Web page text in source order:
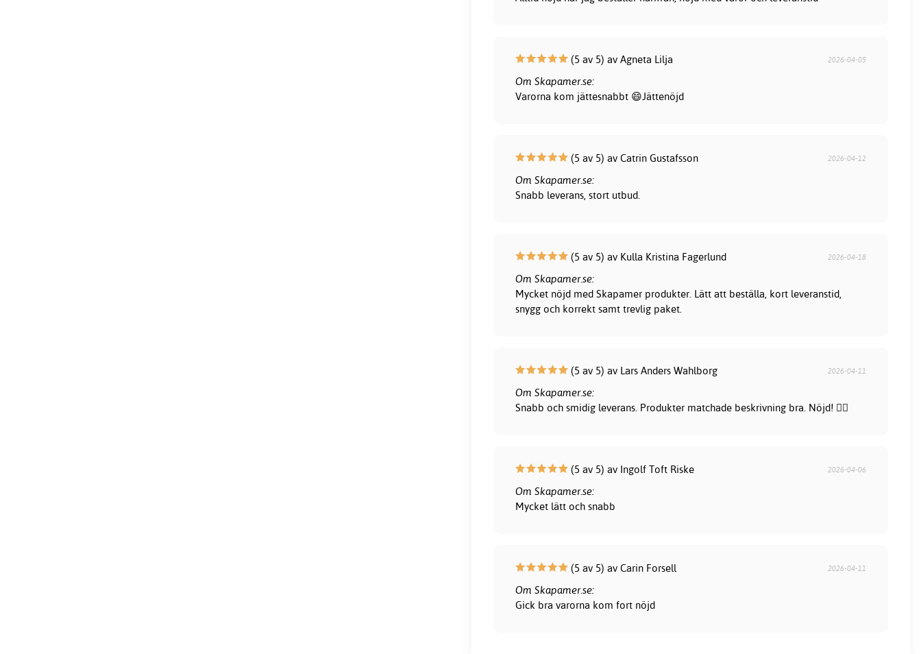
(5 av 5) av Agneta Lilja 2026-04-05
Om Skapamer.se:
Varorna kom jättesnabbt 😄Jättenöjd
(5 av 5) av Catrin Gustafsson 2026-04-12
Om Skapamer.se:
Snabb leverans, stort utbud.
(5 av 5) av Kulla Kristina Fagerlund 2026-04-18
Om Skapamer.se:
Mycket nöjd med Skapamer produkter. Lätt att beställa, kort leveranstid,
snygg och korrekt samt trevlig paket.
(5 av 5) av Lars Anders Wahlborg 2026-04-11
Om Skapamer.se:
Snabb och smidig leverans. Produkter matchade beskrivning bra. Nöjd! 👍🏻
(5 av 5) av Ingolf Toft Riske 2026-04-06
Om Skapamer.se:
Mycket lätt och snabb
(5 av 5) av Carin Forsell 2026-04-11
Om Skapamer.se:
Gick bra varorna kom fort nöjd